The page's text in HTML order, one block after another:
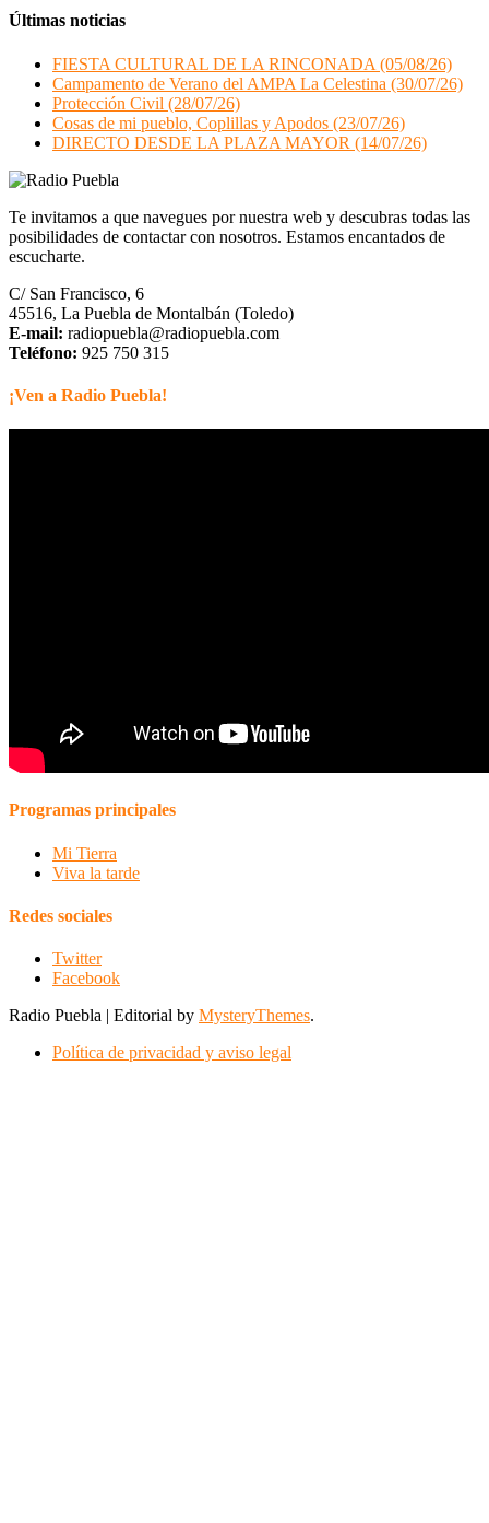
Últimas noticias
FIESTA CULTURAL DE LA RINCONADA (05/08/26)
Campamento de Verano del AMPA La Celestina (30/07/26)
Protección Civil (28/07/26)
Cosas de mi pueblo, Coplillas y Apodos (23/07/26)
DIRECTO DESDE LA PLAZA MAYOR (14/07/26)
Te invitamos a que navegues por nuestra web y descubras todas las
posibilidades de contactar con nosotros. Estamos encantados de
escucharte.
C/ San Francisco, 6
45516, La Puebla de Montalbán (Toledo)
E-mail: radiopuebla@radiopuebla.com
Teléfono: 925 750 315
¡Ven a Radio Puebla!
Programas principales
Mi Tierra
Viva la tarde
Redes sociales
Twitter
Facebook
Radio Puebla | Editorial by MysteryThemes.
Política de privacidad y aviso legal